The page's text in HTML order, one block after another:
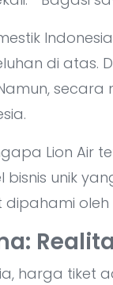
di atas.
Lion Air
bisnis unik
oleh
harga tiket